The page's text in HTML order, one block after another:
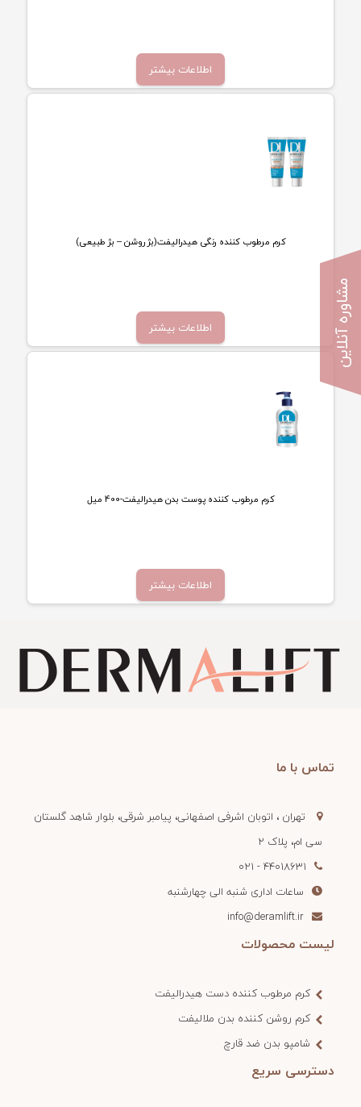
مشاوره آنلاین
اطلاعات بیشتر
کرم مرطوب کننده رنگی هیدرالیفت(بژ روشن – بژ طبیعی)
اطلاعات بیشتر
کرم مرطوب کننده پوست بدن هیدرالیفت-400 میل
اطلاعات بیشتر
تماس با ما
تهران ، اتوبان اشرفی اصفهانی، پیامبر شرقی، بلوار شاهد گلستان
سی ام، پلاک 2
44018631 - 021
ساعات اداری شنبه الی چهارشنبه
info@deramlift.ir
لیست محصولات
کرم مرطوب کننده دست هیدرالیفت
کرم روشن کننده بدن ملالیفت
شامپو بدن ضد قارچ
دسترسی سریع